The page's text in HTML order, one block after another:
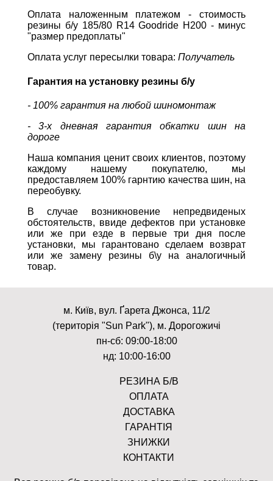
Оплата наложенным платежом - стоимость
резины б/у 185/80 R14 Goodride H200 - минус
"размер предоплаты"
Оплата услуг пересылки товара: Получатель
Гарантия на установку резины б/у
- 100% гарантия на любой шиномонтаж
- 3-х дневная гарантия обкатки шин на
дороге
Наша компания ценит своих клиентов, поэтому
каждому нашему покупателю, мы
предоставляем 100% гарнтию качества шин, на
переобувку.
В случае возникновение непредвиденых
обстоятельств, ввиде дефектов при установке
или же при езде в первые три дня после
установки, мы гарантовано сделаем возврат
или же замену резины б\у на аналогичный
товар.
м. Київ, вул. Ґарета Джонса, 11/2
(територія "Sun Park"), м. Дорогожичі
пн-сб: 09:00-18:00
нд: 10:00-16:00
РЕЗИНА Б/В
ОПЛАТА
ДОСТАВКА
ГАРАНТІЯ
ЗНИЖКИ
КОНТАКТИ